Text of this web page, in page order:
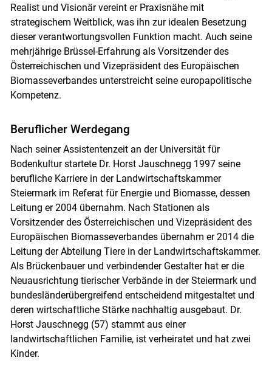
Realist und Visionär vereint er Praxisnähe mit
strategischem Weitblick, was ihn zur idealen Besetzung
dieser verantwortungsvollen Funktion macht. Auch seine
mehrjährige Brüssel-Erfahrung als Vorsitzender des
Österreichischen und Vizepräsident des Europäischen
Biomasseverbandes unterstreicht seine europapolitische
Kompetenz.
Beruflicher Werdegang
Nach seiner Assistentenzeit an der Universität für
Bodenkultur startete Dr. Horst Jauschnegg 1997 seine
berufliche Karriere in der Landwirtschaftskammer
Steiermark im Referat für Energie und Biomasse, dessen
Leitung er 2004 übernahm. Nach Stationen als
Vorsitzender des Österreichischen und Vizepräsident des
Europäischen Biomasseverbandes übernahm er 2014 die
Leitung der Abteilung Tiere in der Landwirtschaftskammer.
Als Brückenbauer und verbindender Gestalter hat er die
Neuausrichtung tierischer Verbände in der Steiermark und
bundesländerübergreifend entscheidend mitgestaltet und
deren wirtschaftliche Stärke nachhaltig ausgebaut. Dr.
Horst Jauschnegg (57) stammt aus einer
landwirtschaftlichen Familie, ist verheiratet und hat zwei
Kinder.